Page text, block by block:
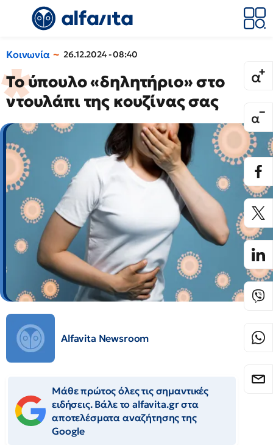
Κοινωνία 26.12.2024 - 08:40
Το ύπουλο «δηλητήριο» στο
ντουλάπι της κουζίνας σας
Alfavita Newsroom
Μάθε πρώτος όλες τις σημαντικές
ειδήσεις. Βάλε το alfavita.gr στα
αποτελέσματα αναζήτησης της
Google